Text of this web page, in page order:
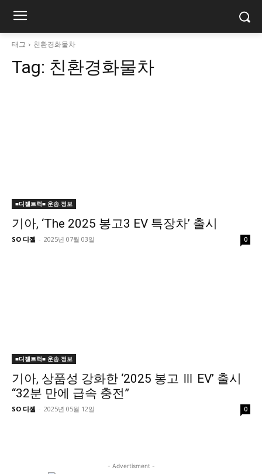
태그 친환경화물차
Tag: 친환경화물차
■디젤트럭■ 운송.정보
기아, ‘The 2025 봉고3 EV 특장차’ 출시
SO 디젤 - 2025년 07월 03일 0
■디젤트럭■ 운송.정보
기아, 상품성 강화한 ‘2025 봉고 Ⅲ EV’ 출시
“32분 만에 급속 충전”
SO 디젤 - 2025년 05월 12일 0
- Advertisment -